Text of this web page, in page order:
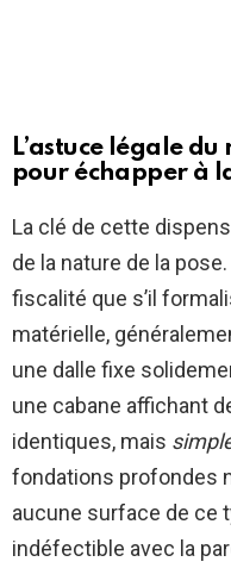
L’astuce légale
pour échapper à
La clé de cette
de la nature de la
fiscalité que s’il
matérielle,
une dalle fixe
une cabane affichant
identiques, mais
fondations profondes
aucune surface de ce
indéfectible avec la